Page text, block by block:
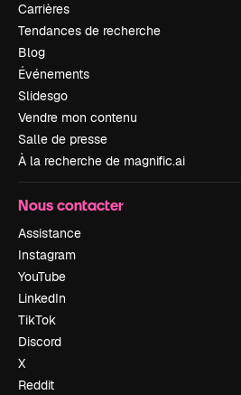
Carrières
Tendances de recherche
Blog
Événements
Slidesgo
Vendre mon contenu
Salle de presse
À la recherche de magnific.ai
Nous contacter
Assistance
Instagram
YouTube
LinkedIn
TikTok
Discord
X
Reddit